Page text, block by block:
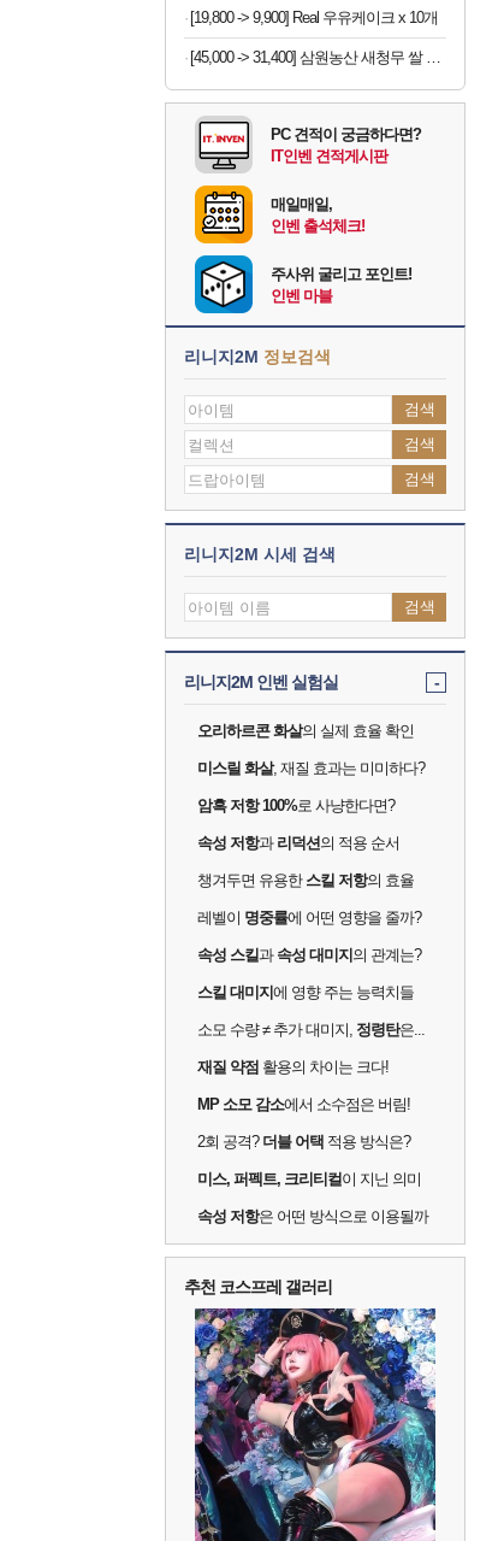
[19,800 -> 9,900] Real 우유케이크 x 10개
[45,000 -> 31,400] 삼원농산 새청무 쌀 상등급 10kg
PC 견적이 궁금하다면?
IT인벤 견적게시판
매일매일,
인벤 출석체크!
주사위 굴리고 포인트!
인벤 마블
리니지2M 정보검색
검색
검색
검색
리니지2M 시세 검색
검색
리니지2M 인벤 실험실 -
오리하르콘 화살의 실제 효율 확인
미스릴 화살, 재질 효과는 미미하다?
암흑 저항 100%로 사냥한다면?
속성 저항과 리덕션의 적용 순서
챙겨두면 유용한 스킬 저항의 효율
레벨이 명중률에 어떤 영향을 줄까?
속성 스킬과 속성 대미지 의 관계는?
스킬 대미지 에 영향 주는 능력치들
소모 수량 ≠ 추가 대미지, 정령탄은...
재질 약점 활용의 차이는 크다!
MP 소모 감소에서 소수점은 버림!
2회 공격? 더블 어택 적용 방식은?
미스, 퍼펙트, 크리티컬이 지닌 의미
속성 저항은 어떤 방식으로 이용될까
추천 코스프레 갤러리